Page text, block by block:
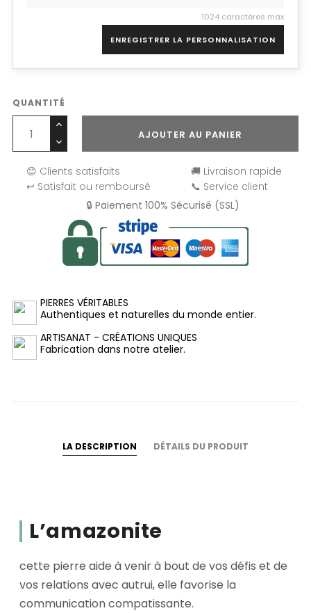
1024 caractères max
ENREGISTRER LA PERSONNALISATION
QUANTITÉ
AJOUTER AU PANIER
😊 Clients satisfaits
🚚 Livraison rapide
↩️ Satisfait ou remboursé
📞 Service client
🔒 Paiement 100% Sécurisé (SSL)
PIERRES VÉRITABLES
Authentiques et naturelles du monde entier.
ARTISANAT - CRÉATIONS UNIQUES
Fabrication dans notre atelier.
LA DESCRIPTION DÉTAILS DU PRODUIT
L’amazonite
cette pierre aide à venir à bout de vos défis et de
vos relations avec autrui, elle favorise la
communication compatissante.